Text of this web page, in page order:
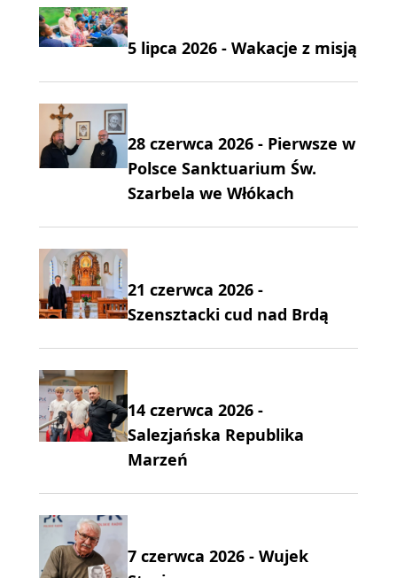
5 lipca 2026 - Wakacje z misją
28 czerwca 2026 - Pierwsze w
Polsce Sanktuarium Św.
Szarbela we Włókach
21 czerwca 2026 -
Szensztacki cud nad Brdą
14 czerwca 2026 -
Salezjańska Republika
Marzeń
7 czerwca 2026 - Wujek